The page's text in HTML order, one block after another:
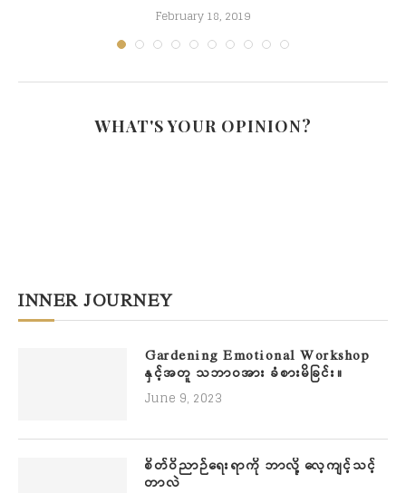
February 18, 2019
WHAT'S YOUR OPINION?
INNER JOURNEY
Gardening Emotional Workshop
နှင့်အတူ သဘာဝအား ခံစားမိခြင်း။
June 9, 2023
စိတ်ဝိညာဉ်ရေးရာကို ဘာလို့ လေ့ကျင့်သင့်
တာလဲ